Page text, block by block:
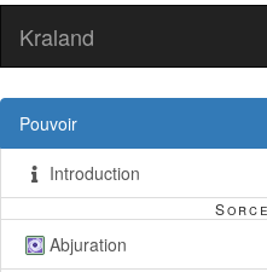
Kraland
Pouvoir
Introduction
Abjuration